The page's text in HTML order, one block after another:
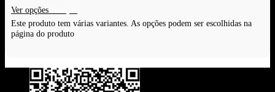
Ver opções
Este produto tem várias variantes. As opções podem ser escolhidas na
página do produto